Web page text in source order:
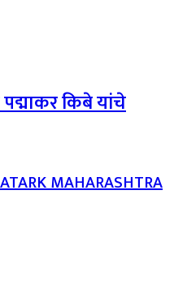
पद्माकर किबे यांचे
MAHARASHTRA